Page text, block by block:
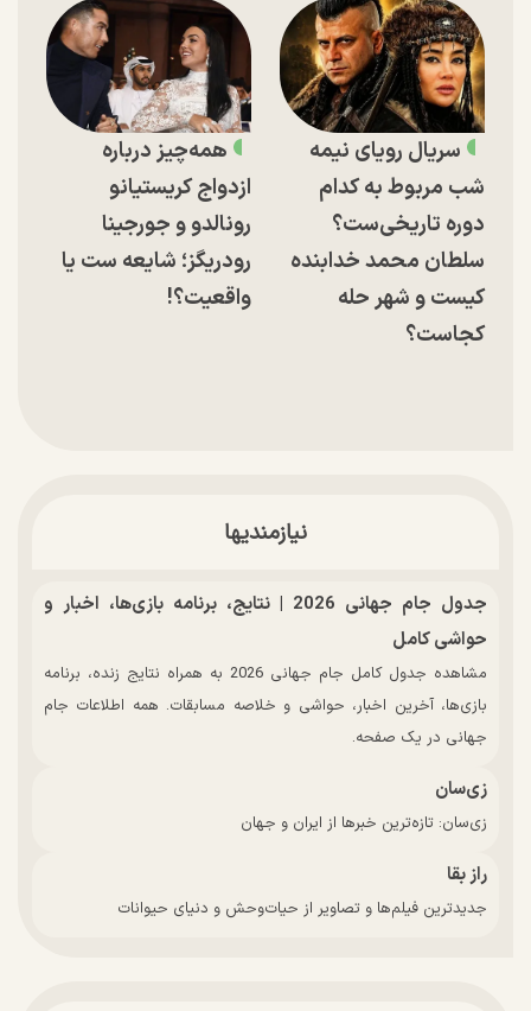
سریال رویای نیمه
شب مربوط به کدام
دوره تاریخی‌ست؟
سلطان محمد خدابنده
کیست و شهر حله
کجاست؟
همه‌چیز درباره
ازدواج کریستیانو
رونالدو و جورجینا
رودریگز؛ شایعه ست یا
واقعیت؟!
نیازمندیها
جدول جام جهانی 2026 | نتایج، برنامه بازی‌ها، اخبار و
حواشی کامل
مشاهده جدول کامل جام جهانی 2026 به همراه نتایج زنده، برنامه
بازی‌ها، آخرین اخبار، حواشی و خلاصه مسابقات. همه اطلاعات جام
جهانی در یک صفحه.
زی‌سان
زی‌سان: تازه‌ترین خبرها از ایران و جهان
راز بقا
جدیدترین فیلم‌ها و تصاویر از حیات‌وحش و دنیای حیوانات